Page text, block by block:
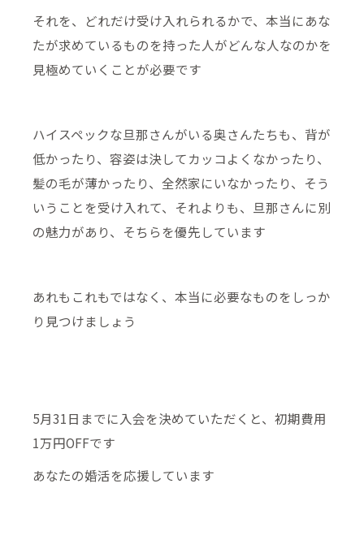
それを、どれだけ受け入れられるかで、本当にあな
たが求めているものを持った人がどんな人なのかを
見極めていくことが必要です
ハイスペックな旦那さんがいる奥さんたちも、背が
低かったり、容姿は決してカッコよくなかったり、
髪の毛が薄かったり、全然家にいなかったり、そう
いうことを受け入れて、それよりも、旦那さんに別
の魅力があり、そちらを優先しています
あれもこれもではなく、本当に必要なものをしっか
り見つけましょう
5月31日までに入会を決めていただくと、初期費用
1万円OFFです
あなたの婚活を応援しています